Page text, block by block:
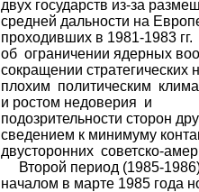
двух государств из-за
средней дальности на
проходивших в 1981-1983
об ограничении ядерных
сокращении
плохим политическим
и ростом недоверия и
подозрительности сторон
сведением к минимуму
двусторонних советско-
Второй период (1985-
началом в марте 1985 года